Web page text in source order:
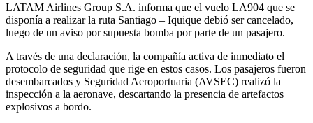
LATAM Airlines Group S.A. informa que el vuelo LA904 que se
disponía a realizar la ruta Santiago – Iquique debió ser cancelado,
luego de un aviso por supuesta bomba por parte de un pasajero.
A través de una declaración, la compañía activa de inmediato el
protocolo de seguridad que rige en estos casos. Los pasajeros fueron
desembarcados y Seguridad Aeroportuaria (AVSEC) realizó la
inspección a la aeronave, descartando la presencia de artefactos
explosivos a bordo.